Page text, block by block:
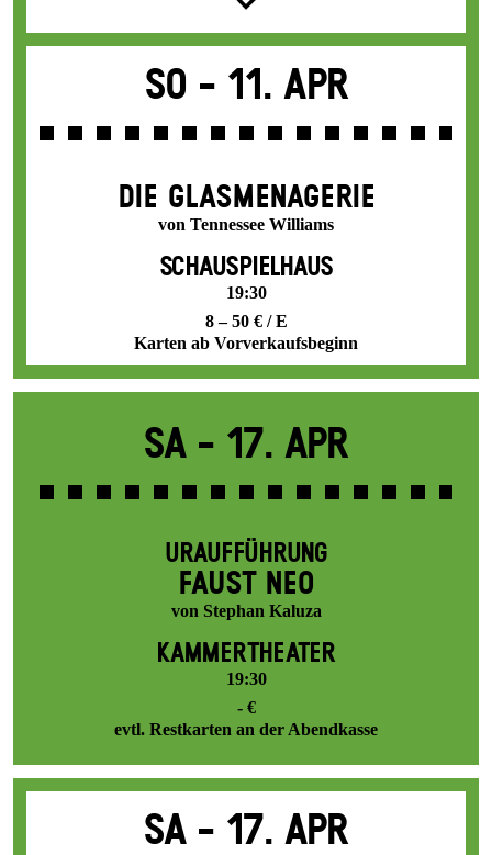
So - 11. Apr
DIE GLAS­MENAGERIE
von Tennessee Williams
SCHAUSPIELHAUS
19:30
8 – 50 € / E
Karten ab Vorverkaufsbeginn
Sa - 17. Apr
URAUFFÜHRUNG
FAUST NEO
von Stephan Kaluza
KAMMERTHEATER
19:30
- €
evtl. Restkarten an der Abendkasse
Sa - 17. Apr